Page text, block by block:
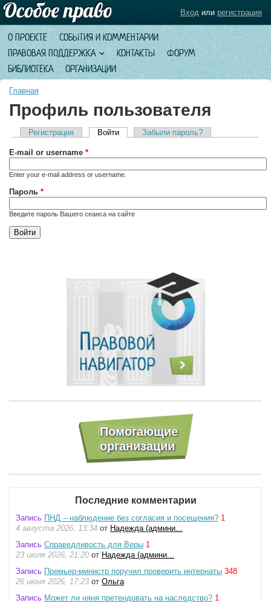
О ПРОЕКТЕ
СОБЫТИЯ И КОММЕНТАРИИ
ПРАВОВАЯ ПОДДЕРЖКА
КОНТАКТЫ
ФОРУМ
БИБЛИОТЕКА
ОРГАНИЗАЦИИ
Вход или регистрация
Главная
Профиль пользователя
Главные вкладки
Регистрация Войти(активная вкладка)
Забыли пароль?
E-mail or username *
Enter your e-mail address or username.
Пароль *
Введите пароль Вашего сеанса на сайте
Последние комментарии
Запись ПНД – наблюдение без согласия и посещения? 1
4 августа 2026, 13:34 от Надежда (админи...
Запись Справедливость для Веры 1
23 июля 2026, 21:20 от Надежда (админи...
Запись Премьер-министр поручил проверить интернаты 348
26 июня 2026, 17:23 от Ольга
Запись Может ли няня претендовать на наследство? 1